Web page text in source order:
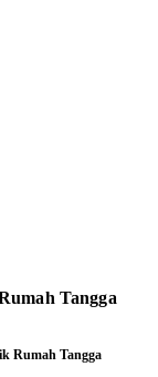
Tangga
Rumah Tangga